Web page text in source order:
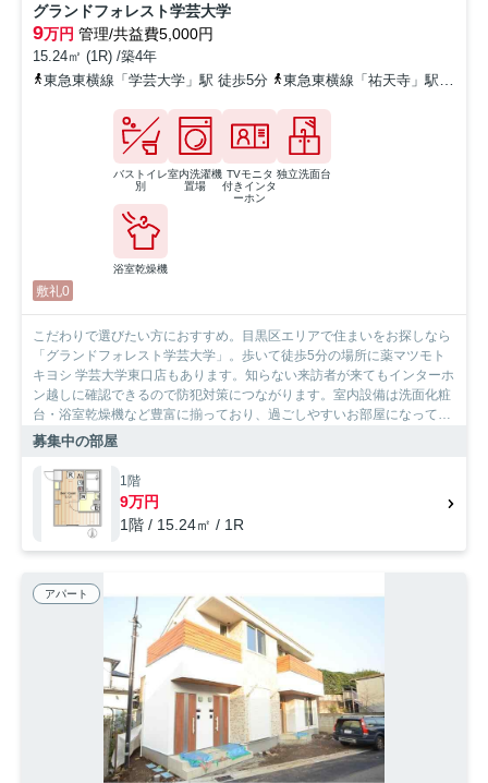
グランドフォレスト学芸大学
9万円 管理/共益費5,000円
15.24㎡ (1R) /築4年
東急東横線「学芸大学」駅 徒歩5分
東急東横線「祐天寺」駅 徒歩10分
バストイレ
別
室内洗濯機
置場
TVモニタ
付きインタ
ーホン
独立洗面台
浴室乾燥機
敷礼0
こだわりで選びたい方におすすめ。目黒区エリアで住まいをお探しなら
「グランドフォレスト学芸大学」。歩いて徒歩5分の場所に薬マツモト
キヨシ 学芸大学東口店もあります。知らない来訪者が来てもインターホ
ン越しに確認できるので防犯対策につながります。室内設備は洗面化粧
台・浴室乾燥機など豊富に揃っており、過ごしやすいお部屋になってお
ります。外装もおしゃれで快適な生活をおくることができるマンション
です。築3年の物件です。住まいに関する情報を数多く提供しておりま
す。より自分に適した住まい選びをしていきましょう。私たちもサポー
ト致します。
募集中の部屋
1階
9万円
1階 / 15.24㎡ / 1R
アパート